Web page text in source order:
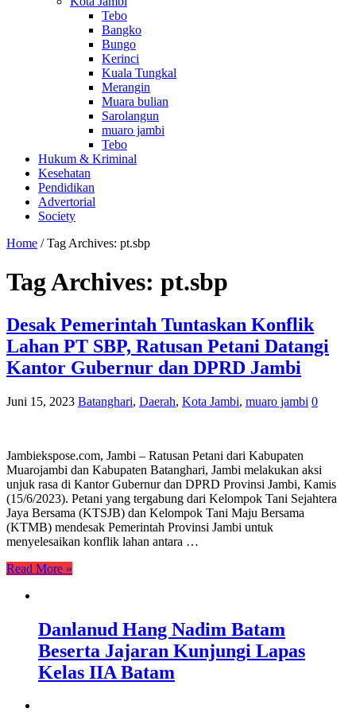
Tebo
Bangko
Bungo
Kerinci
Kuala Tungkal
Merangin
Muara bulian
Sarolangun
muaro jambi
Tebo
Hukum & Kriminal
Kesehatan
Pendidikan
Advertorial
Society
Home / Tag Archives: pt.sbp
Tag Archives: pt.sbp
Desak Pemerintah Tuntaskan Konflik
Lahan PT SBP, Ratusan Petani Datangi
Kantor Gubernur dan DPRD Jambi
Juni 15, 2023 Batanghari, Daerah, Kota Jambi, muaro jambi 0
Jambiekspose.com, Jambi – Ratusan Petani dari Kabupaten
Muarojambi dan Kabupaten Batanghari, Jambi melakukan aksi
unjuk rasa di Kantor Gubernur dan DPRD Provinsi Jambi, Kamis
(15/6/2023). Petani yang tergabung dari Kelompok Tani Sejahtera
Jaya Bersama (KTSJB) dan Kelompok Tani Maju Bersama
(KTMB) mendesak Pemerintah Provinsi Jambi untuk
menyelesaikan konflik lahan antara …
Read More »
Danlanud Hang Nadim Batam
Beserta Jajaran Kunjungi Lapas
Kelas IIA Batam